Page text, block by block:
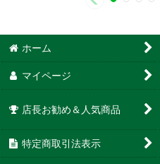
ホーム
マイページ
店長お勧め＆人気商品
特定商取引法表示